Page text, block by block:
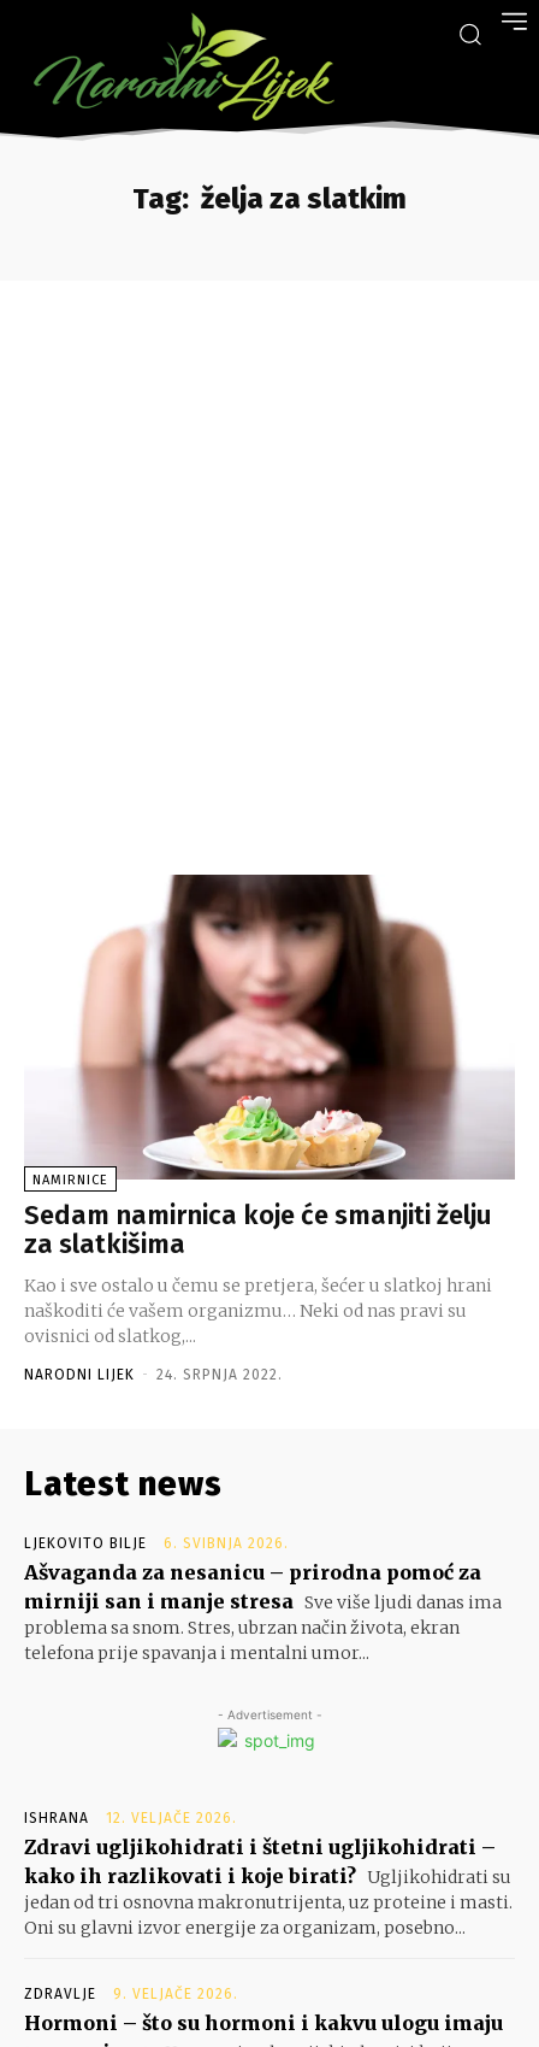
Tag: želja za slatkim
NAMIRNICE
Sedam namirnica koje će smanjiti želju
za slatkišima
Kao i sve ostalo u čemu se pretjera, šećer u slatkoj hrani
naškoditi će vašem organizmu… Neki od nas pravi su
ovisnici od slatkog,...
NARODNI LIJEK - 24. SRPNJA 2022.
Latest news
LJEKOVITO BILJE 6. SVIBNJA 2026.
Ašvaganda za nesanicu – prirodna pomoć za
mirniji san i manje stresa Sve više ljudi danas ima
problema sa snom. Stres, ubrzan način života, ekran
telefona prije spavanja i mentalni umor...
- Advertisement -
ISHRANA 12. VELJAČE 2026.
Zdravi ugljikohidrati i štetni ugljikohidrati –
kako ih razlikovati i koje birati? Ugljikohidrati su
jedan od tri osnovna makronutrijenta, uz proteine i masti.
Oni su glavni izvor energije za organizam, posebno...
ZDRAVLJE 9. VELJAČE 2026.
Hormoni – što su hormoni i kakvu ulogu imaju